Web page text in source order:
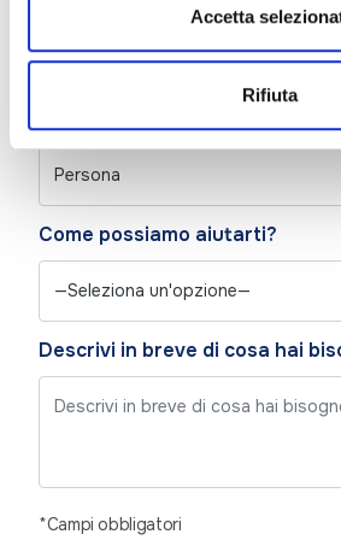
Accetta
Rifiuta
Come possiamo aiutarti?
Descrivi in breve di cosa hai
*Campi obbligatori